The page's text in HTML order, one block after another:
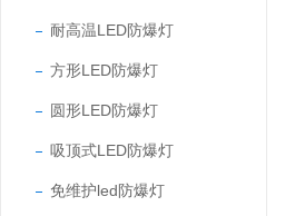
耐高温LED防爆灯
方形LED防爆灯
圆形LED防爆灯
吸顶式LED防爆灯
免维护led防爆灯